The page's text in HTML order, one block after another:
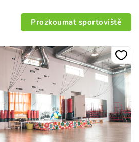
Prozkoumat sportoviště